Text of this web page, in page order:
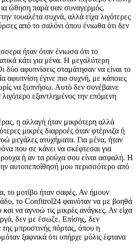
ώθηση παρά σαν συναγερμός.
τουαλέτα συχνά, αλλά είχα λιγότερες
από το σαλόνι όπου ένιωθα ότι δεν
ήταν όταν ένιωσα ότι το
κάτι για μένα. Η μεγαλύτερη
δύο αφυπνίσεις σταμάτησαν να είναι το
αφυπνίση έγινε πιο συχνή, με κάποιες
να ξυπνήσω. Αυτό δεν συνέβαινε
εξαντλημένος την επόμενη
η αλλαγή ήταν μικρότερη αλλά
μικρές διαρροές όταν φτέρνιζα ή
μεγάλες ατυχήματα. Για μένα, ήταν
που σε κάνει να σκέφτεσαι για
ή αν τα ρούχα σου είναι ασφαλή. Η
αυτοπεποίθησή μου περισσότερο από
το μοτίβο ήταν σαφές. Αν ήμουν
το Confitrol24 φαινόταν να με βοηθά
να αγνοώ τις μικρές ανάγκες. Αν είχα
δεν με έσωζε. Επίσης, δεν
μπροστινής πόρτας, όπου η
ξαφνικά ότι υπήρχε μόλις έφτανα